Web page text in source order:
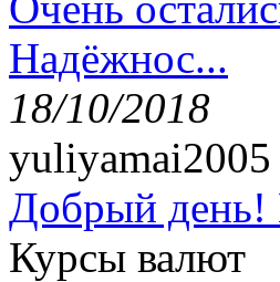
Надёжнос...
18/10/2018
yuliyamai2005
Добрый день!
Курсы валют